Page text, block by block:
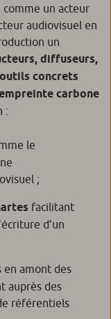
comme un acteur
audiovisuel en
un
diffuseurs,
concrets
carbone
:
le
;
facilitant
d’un
en amont des
auprès des
référentiels